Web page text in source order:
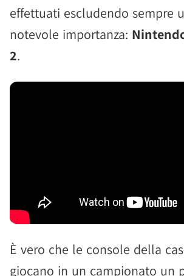
effettuati escludendo sempre
notevole importanza:
2.
È vero che le console della
giocano in un campionato un